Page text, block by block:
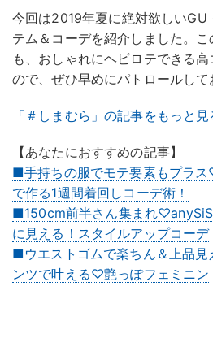
今回は2019年夏に絶対欲しいGU
テム＆コーデを紹介しました。
も、おしゃれにヘビロテできる
ので、ぜひ早めにパトロールして
「＃しまむら」の記事をもっと見
【あなたにおすすめの記事】
■手持ちの服でモテ要素もプラ
で作る1週間着回しコーデ術！
■150cm前半さん集まれ
に見える！スタイルアップコーデ
■ウエストゴムで楽ちん＆上品
ンツで叶える♡艶っぽフェミニン